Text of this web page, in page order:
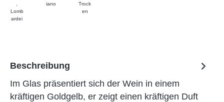
Lomb
ardei
iano
Trock
en
Beschreibung
Im Glas präsentiert sich der Wein in einem
kräftigen Goldgelb, er zeigt einen kräftigen Duft